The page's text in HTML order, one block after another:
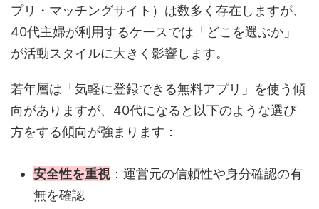
プリ・マッチングサイト）は数多く存在しますが、
40代主婦が利用するケースでは「どこを選ぶか」
が活動スタイルに大きく影響します。
若年層は「気軽に登録できる無料アプリ」を使う傾
向がありますが、40代になると以下のような選び
方をする傾向が強まります：
安全性を重視：運営元の信頼性や身分確認の有
無を確認